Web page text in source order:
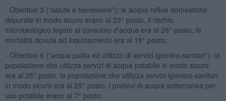
- Obiettivo 3 (“salute e benessere”): le acque reflue domestiche
depurate in modo sicuro erano al 23° posto, il rischio
microbiologico legato al consumo d’acqua era al 26° posto, la
mortalità dovuta ad inquinamento era al 18° posto;
- Obiettivo 6 (“acqua pulita ed utilizzo di servizi igienico-sanitari”): la
popolazione che utilizza servizi di acqua potabile in modo sicuro
era al 25° posto, la popolazione che utilizza servizi igienico-sanitari
in modo sicuro era al 25° posto, i prelievi di acqua sotterranea per
uso potabile erano al 7° posto;